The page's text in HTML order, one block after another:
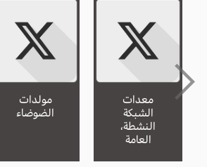
معدات
الشبكة
النشطة،
العامة
مولدات
الضوضاء